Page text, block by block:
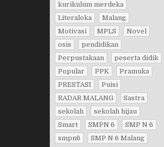
kurikulum merdeka
Literaloka
Malang
Motivasi
MPLS
Novel
osis
pendidikan
Perpustakaan
peserta didik
Popular
PPK
Pramuka
PRESTASI
Puisi
RADAR MALANG
Sastra
sekolah
sekolah hijau
Smart
SMPN 6
SMP N 6
smpn6
SMP N 6 Malang